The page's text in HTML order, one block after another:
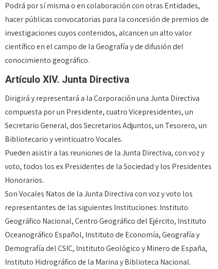
Podrá por sí misma o en colaboración con otras Entidades,
hacer públicas convocatorias para la concesión de premios de
investigaciones cuyos contenidos, alcancen un alto valor
científico en el campo de la Geografía y de difusión del
conocimiento geográfico.
Artículo XIV. Junta Directiva
Dirigirá y representará a la Corporación una Junta Directiva
compuesta por un Presidente, cuatro Vicepresidentes, un
Secretario General, dos Secretarios Adjuntos, un Tesorero, un
Bibliotecario y veinticuatro Vocales.
Pueden asistir a las reuniones de la Junta Directiva, con voz y
voto, todos los ex Presidentes de la Sociedad y los Presidentes
Honorarios.
Son Vocales Natos de la Junta Directiva con voz y voto los
representantes de las siguientes Instituciones: Instituto
Geográfico Nacional, Centro Geográfico del Ejército, Instituto
Oceanográfico Español, Instituto de Economía, Geografía y
Demografía del CSIC, Instituto Geológico y Minero de España,
Instituto Hidrográfico de la Marina y Biblioteca Nacional.